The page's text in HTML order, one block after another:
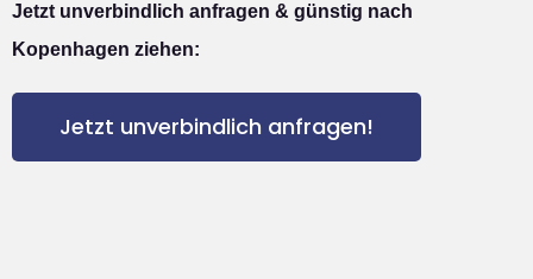
Jetzt unverbindlich anfragen & günstig nach
Kopenhagen ziehen:
Jetzt unverbindlich anfragen!